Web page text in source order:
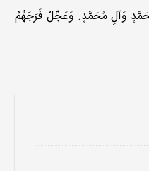
وَآلِ مُحَمَّدٍ. وَعَجِّلْ فَرَجَهُمْ